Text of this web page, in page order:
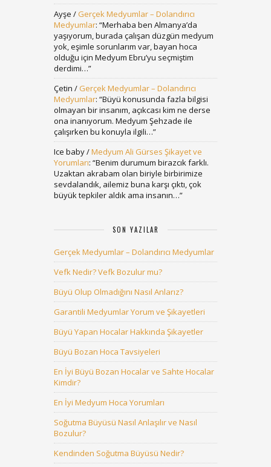
Ayşe / Gerçek Medyumlar – Dolandırıcı
Medyumlar: “Merhaba ben Almanya’da
yaşıyorum, burada çalışan düzgün medyum
yok, eşimle sorunlarım var, bayan hoca
olduğu için Medyum Ebru’yu seçmiştim
derdimi…”
Çetin / Gerçek Medyumlar – Dolandırıcı
Medyumlar: “Büyü konusunda fazla bilgisi
olmayan bir insanım, açıkcası kim ne derse
ona inanıyorum. Medyum Şehzade ile
çalışırken bu konuyla ilgili…”
Ice baby/Medyum Ali Gürses Şikayet ve
Yorumları: “Benim durumum birazcık farklı.
Uzaktan akrabam olan biriyle birbirimize
sevdalandık, ailemiz buna karşı çıktı, çok
büyük tepkiler aldık ama insanın…”
SON YAZILAR
Gerçek Medyumlar – Dolandırıcı Medyumlar
Vefk Nedir? Vefk Bozulur mu?
Büyü Olup Olmadığını Nasıl Anlarız?
Garantili Medyumlar Yorum ve Şikayetleri
Büyü Yapan Hocalar Hakkında Şikayetler
Büyü Bozan Hoca Tavsiyeleri
En İyi Büyü Bozan Hocalar ve Sahte Hocalar
Kimdir?
En İyi Medyum Hoca Yorumları
Soğutma Büyüsü Nasıl Anlaşılır ve Nasıl
Bozulur?
Kendinden Soğutma Büyüsü Nedir?